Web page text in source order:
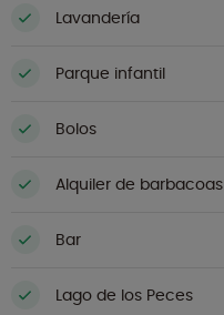
Lavandería
Parque infantil
Bolos
Alquiler de barbacoas
Bar
Lago de los Peces